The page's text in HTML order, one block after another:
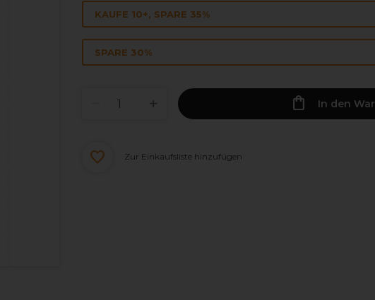
KAUFE 10+, SPARE 35%
SPARE 30%
In den
Zur Einkaufsliste hinzufügen